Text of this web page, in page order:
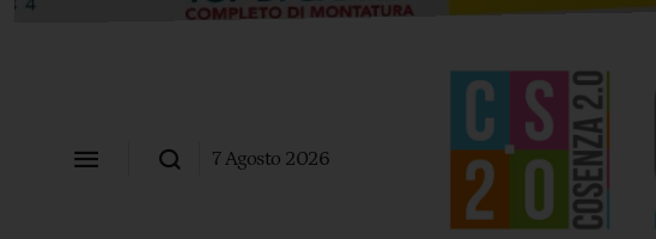
7 Agosto 2026